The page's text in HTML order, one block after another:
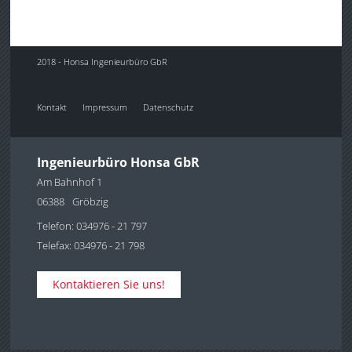
2018 - Honsa Ingenieurbüro GbR
Kontakt Impressum Datenschutz
Ingenieurbüro Honsa GbR
Am Bahnhof 1
06388 Gröbzig
Telefon: 034976 - 21 797
Telefax: 034976 - 21 798
Kontaktieren Sie uns!